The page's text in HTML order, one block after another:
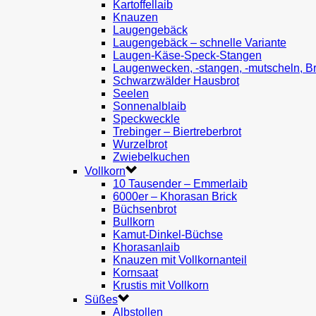
Kartoffellaib
Knauzen
Laugengebäck
Laugengebäck – schnelle Variante
Laugen-Käse-Speck-Stangen
Laugenwecken, -stangen, -mutscheln,
Schwarzwälder Hausbrot
Seelen
Sonnenalblaib
Speckweckle
Trebinger – Biertreberbrot
Wurzelbrot
Zwiebelkuchen
Vollkorn
10 Tausender – Emmerlaib
6000er – Khorasan Brick
Büchsenbrot
Bullkorn
Kamut-Dinkel-Büchse
Khorasanlaib
Knauzen mit Vollkornanteil
Kornsaat
Krustis mit Vollkorn
Süßes
Albstollen